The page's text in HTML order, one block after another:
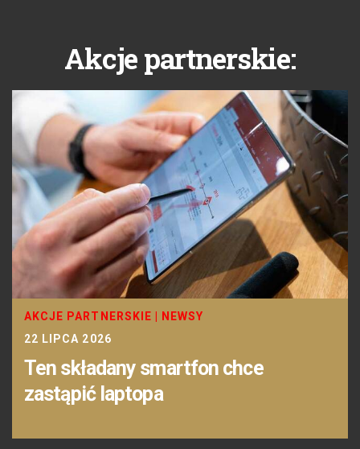
Akcje partnerskie:
AKCJE PARTNERSKIE
NEWSY
22 LIPCA 2026
Ten składany smartfon chce
zastąpić laptopa